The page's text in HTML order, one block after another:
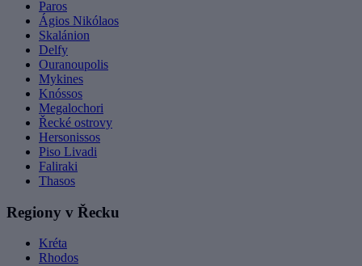
Paros
Ágios Nikólaos
Skalánion
Delfy
Ouranoupolis
Mykines
Knóssos
Megalochori
Řecké ostrovy
Hersonissos
Piso Livadi
Faliraki
Thasos
Regiony v Řecku
Kréta
Rhodos